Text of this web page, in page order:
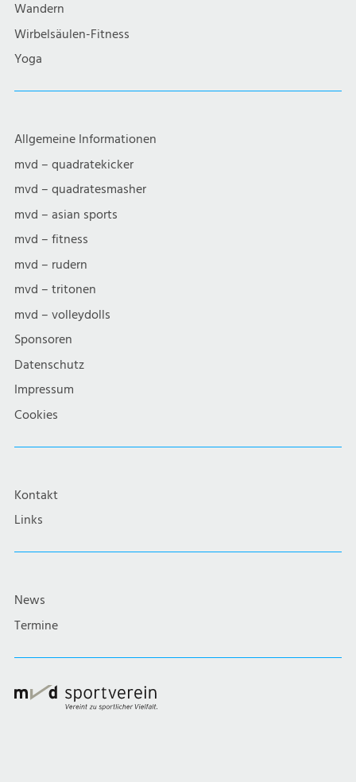
Wandern
Wirbelsäulen-Fitness
Yoga
Allgemeine Informationen
mvd – quadratekicker
mvd – quadratesmasher
mvd – asian sports
mvd – fitness
mvd – rudern
mvd – tritonen
mvd – volleydolls
Sponsoren
Datenschutz
Impressum
Cookies
Kontakt
Links
News
Termine